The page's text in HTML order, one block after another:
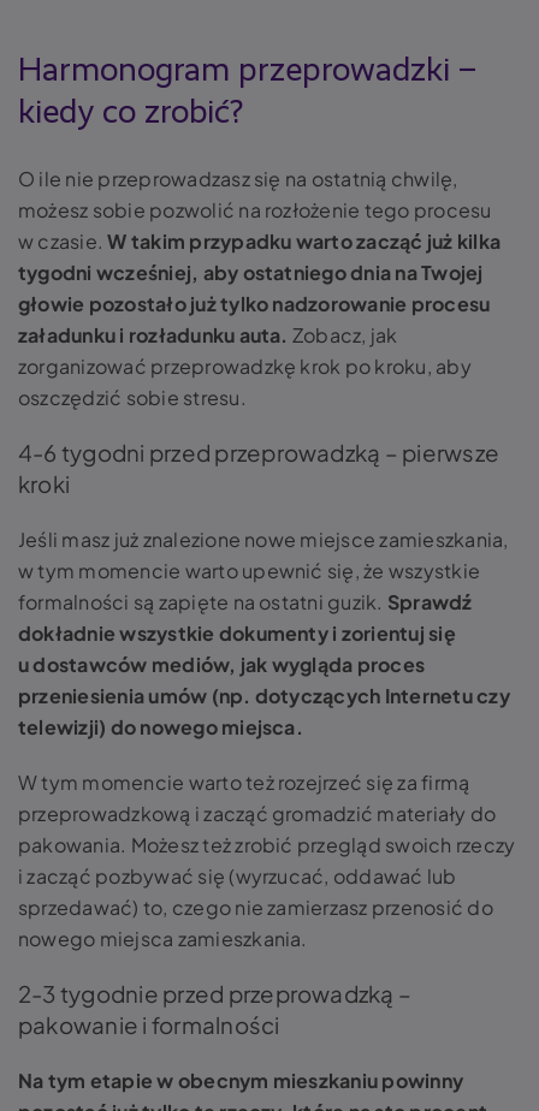
Harmonogram przeprowadzki –
kiedy co zrobić?
O ile nie przeprowadzasz się na ostatnią chwilę,
możesz sobie pozwolić na rozłożenie tego procesu
w czasie.W takim przypadku warto zacząć już kilka
tygodni wcześniej, aby ostatniego dnia na Twojej
głowie pozostało już tylko nadzorowanie procesu
załadunku i rozładunku auta. Zobacz, jak
zorganizować przeprowadzkę krok po kroku, aby
oszczędzić sobie stresu.
4-6 tygodni przed przeprowadzką – pierwsze
kroki
Jeśli masz już znalezione nowe miejsce zamieszkania,
w tym momencie warto upewnić się, że wszystkie
formalności są zapięte na ostatni guzik. Sprawdź
dokładnie wszystkie dokumenty i zorientuj się
u dostawców mediów, jak wygląda proces
przeniesienia umów (np. dotyczących Internetu czy
telewizji) do nowego miejsca.
W tym momencie warto też rozejrzeć się za firmą
przeprowadzkową i zacząć gromadzić materiały do
pakowania. Możesz też zrobić przegląd swoich rzeczy
i zacząć pozbywać się (wyrzucać, oddawać lub
sprzedawać) to, czego nie zamierzasz przenosić do
nowego miejsca zamieszkania.
2-3 tygodnie przed przeprowadzką –
pakowanie i formalności
Na tym etapie w obecnym mieszkaniu powinny